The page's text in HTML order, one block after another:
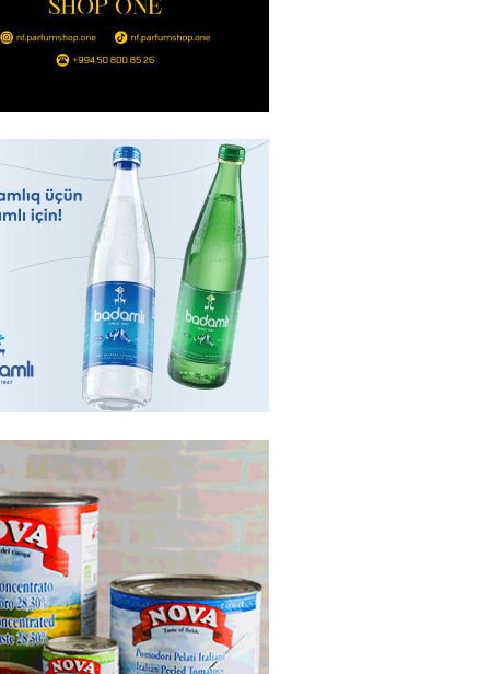
klubuna keçən Kamil
oynamaq istəyir
- 16:15 259
qadın qətlə yetirildi – Şübhəli
oğludur
245
37,6 milyon, Rusiyada 16,7
Azərbaycanlıların yemək
yeni səfirimiz kimdir? –
- 15:30
Səudiyyə Ərəbistanı və
arasında Məkkə müdafiə